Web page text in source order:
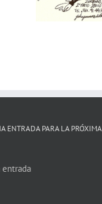
ENTRADA PARA LA PRÓXIMA
entrada